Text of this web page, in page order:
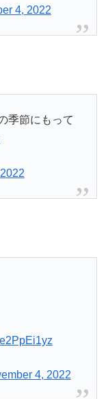
4, 2022
季節にもって
4, 2022